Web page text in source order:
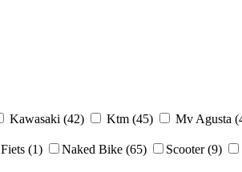
Kawasaki (42) Ktm (45) Mv Agusta
Fiets (1) Naked Bike (65) Scooter (9)